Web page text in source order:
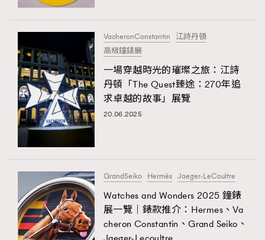
VacheronConstantin
江詩丹頓
高級鐘錶展
一場穿越時光的璀璨之旅：江詩
丹頓「The Quest臻途：270年追
求卓越的故事」展覽
20.06.2025
GrandSeiko Hermès Jaeger-LeCoultre
Watches and Wonders 2025 鐘錶
展一覽｜錶款推介：Hermes、Va
cheron Constantin、Grand Seiko、